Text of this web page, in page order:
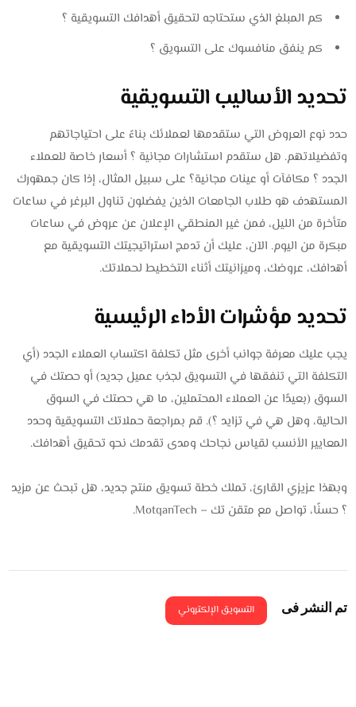
كم المبلغ الذي ستحتاجه لتحقيق أهدافك التسويقية ؟
كم ينفق منافسوك على التسويق ؟
تحديد الأساليب التسويقية
حدد نوع العروض التي ستقدمها لعملائك بناءً على احتياجاتهم
وتفضيلاتهم. هل ستقدم استشارات مجانية ؟ أسعار خاصة للعملاء
الجدد ؟ مكافآت أو عينات مجانية؟ على سبيل المثال، إذا كان جمهورك
المستهدف هو طلاب الجامعات الذين يفضلون تناول البرغر في ساعات
متأخرة من الليل، فمن غير المنطقي الإعلان عن عروض في ساعات
مبكرة من اليوم. الآن، عليك أن تدمج استراتيجيتك التسويقية مع
أهدافك، عروضك، وميزانيتك أثناء التخطيط لحملاتك.
تحديد مؤشرات الأداء الرئيسية
يجب عليك معرفة جوانب أخرى مثل تكلفة اكتساب العملاء الجدد (أي
التكلفة التي تنفقها في التسويق لجذب عميل جديد) أو حصتك في
السوق (بعيدًا عن العملاء المحتملين، ما هي حصتك في السوق
الحالية، وهل هي في تزايد ؟). قم بمراجعة حملاتك التسويقية وحدد
المعايير الأنسب لقياس نجاحك ومدى تقدمك نحو تحقيق أهدافك.
وبهذا عزيزي القارئ، تملك خطة تسويق منتج جديد، هل تبحث عن مزيد
؟ حسنًا، تواصل مع متقن تك – MotqanTech.
تم النشر فى التسويق الإلكتروني